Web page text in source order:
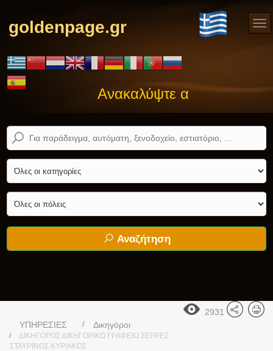
goldenpage.gr
Ανακαλύψτε αυτό που
Αναζήτηση
2931
ΥΠΗΡΕΣΙΕΣ
Δικηγόροι
ΔΙΚΗΓΟΡΟΣ ΔΙΚΗΓΟΡΙΚΟ ΓΡΑΦΕΙΟ ΣΕΡΡΕΣ
ΣΤΑΥΡΙΝΟΣ ΚΥΡΙΑΚΟΣ